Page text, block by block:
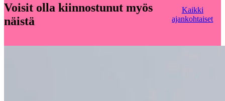
Voisit olla kiinnostunut myös
näistä
Kaikki
ajankohtaiset